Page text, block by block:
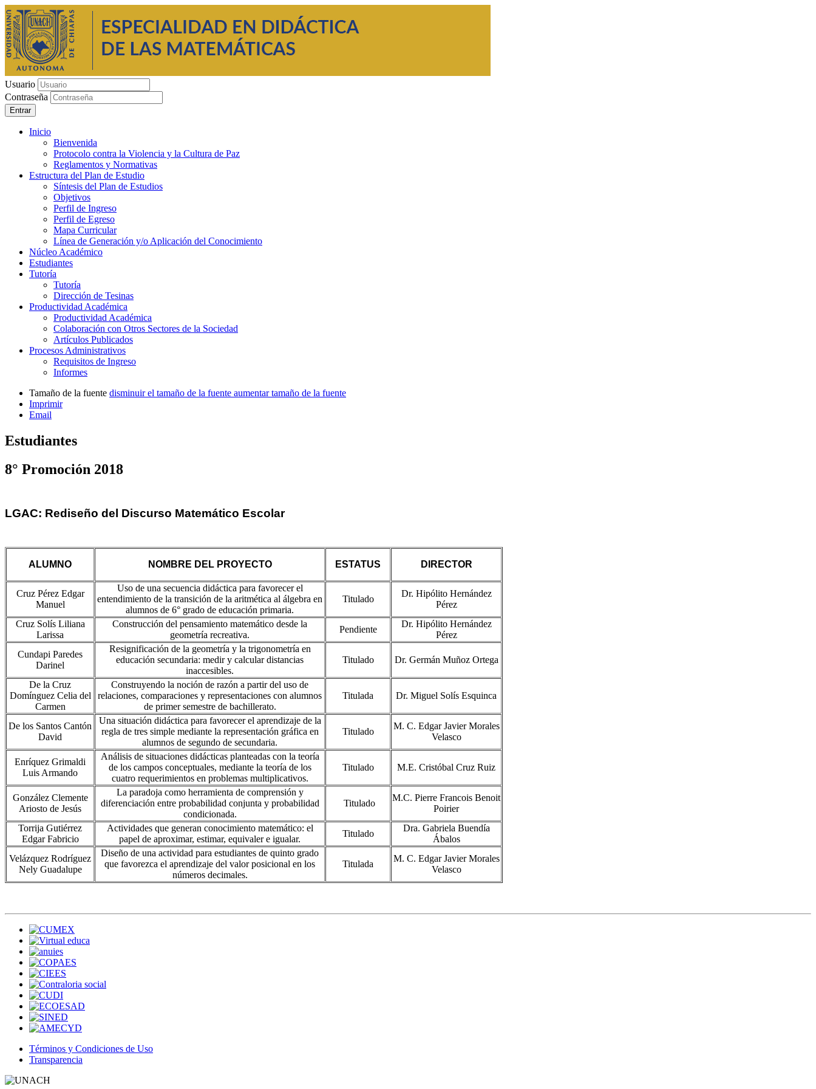
Usuario
Contraseña
Entrar
Inicio
Bienvenida
Protocolo contra la Violencia y la Cultura de Paz
Reglamentos y Normativas
Estructura del Plan de Estudio
Síntesis del Plan de Estudios
Objetivos
Perfil de Ingreso
Perfil de Egreso
Mapa Curricular
Línea de Generación y/o Aplicación del Conocimiento
Núcleo Académico
Estudiantes
Tutoría
Tutoría
Dirección de Tesinas
Productividad Académica
Productividad Académica
Colaboración con Otros Sectores de la Sociedad
Artículos Publicados
Procesos Administrativos
Requisitos de Ingreso
Informes
Tamaño de la fuente disminuir el tamaño de la fuente aumentar tamaño de la fuente
Imprimir
Email
Estudiantes
8° Promoción 2018
LGAC: Rediseño del Discurso Matemático Escolar
ALUMNO NOMBRE DEL PROYECTO ESTATUS DIRECTOR
Cruz Pérez Edgar
Manuel
Uso de una secuencia didáctica para favorecer el
entendimiento de la transición de la aritmética al álgebra en
alumnos de 6° grado de educación primaria.
Titulado
Dr. Hipólito Hernández
Pérez
Cruz Solís Liliana
Larissa
Construcción del pensamiento matemático desde la
geometría recreativa.
Pendiente
Dr. Hipólito Hernández
Pérez
Cundapi Paredes
Darinel
Resignificación de la geometría y la trigonometría en
educación secundaria: medir y calcular distancias
inaccesibles.
Titulado Dr. Germán Muñoz Ortega
De la Cruz
Domínguez Celia del
Carmen
Construyendo la noción de razón a partir del uso de
relaciones, comparaciones y representaciones con alumnos
de primer semestre de bachillerato.
Titulada Dr. Miguel Solís Esquinca
De los Santos Cantón
David
Una situación didáctica para favorecer el aprendizaje de la
regla de tres simple mediante la representación gráfica en
alumnos de segundo de secundaria.
Titulado
M. C. Edgar Javier Morales
Velasco
Enríquez Grimaldi
Luis Armando
Análisis de situaciones didácticas planteadas con la teoría
de los campos conceptuales, mediante la teoría de los
cuatro requerimientos en problemas multiplicativos.
Titulado M.E. Cristóbal Cruz Ruiz
González Clemente
Ariosto de Jesús
La paradoja como herramienta de comprensión y
diferenciación entre probabilidad conjunta y probabilidad
condicionada.
Titulado
M.C. Pierre Francois Benoit
Poirier
Torrija Gutiérrez
Edgar Fabricio
Actividades que generan conocimiento matemático: el
papel de aproximar, estimar, equivaler e igualar.
Titulado
Dra. Gabriela Buendía
Ábalos
Velázquez Rodríguez
Nely Guadalupe
Diseño de una actividad para estudiantes de quinto grado
que favorezca el aprendizaje del valor posicional en los
números decimales.
Titulada
M. C. Edgar Javier Morales
Velasco
Términos y Condiciones de Uso
Transparencia